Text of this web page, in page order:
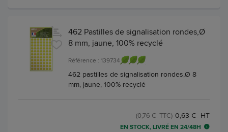
462 Pastilles de signalisation rondes,Ø
8 mm, jaune, 100% recyclé
Référence : 139734
462 pastilles de signalisation rondes,Ø 8
mm, jaune, 100% recyclé
0,63 € HT
(0,76 € TTC)
EN STOCK, LIVRÉ EN 24/48H